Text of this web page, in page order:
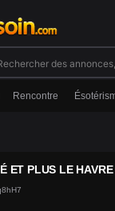
Rencontre
ET PLUS LE